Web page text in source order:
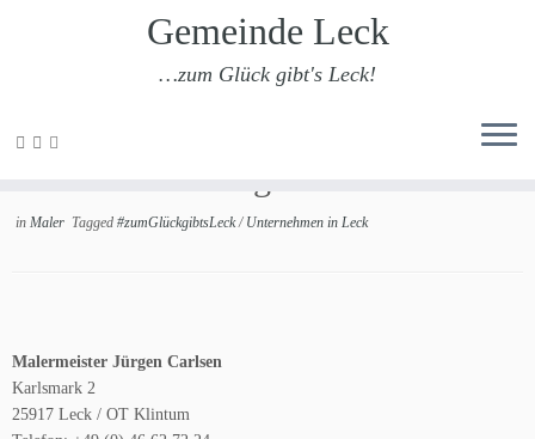
Zum
Gemeinde Leck
…zum Glück gibt's Leck!
in Maler Tagged #zumGlückgibtsLeck/ Unternehmen in Leck
Malermeister Jürgen Carlsen
Karlsmark 2
25917 Leck / OT Klintum